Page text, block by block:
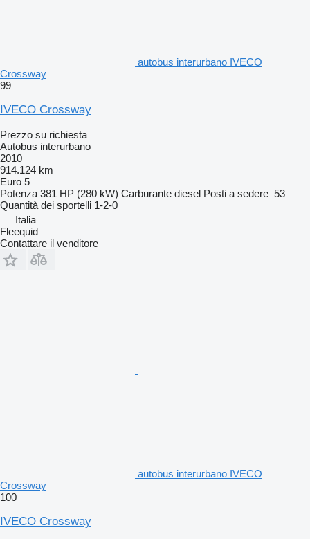
autobus interurbano IVECO
Crossway
99
IVECO Crossway
Prezzo su richiesta
Autobus interurbano
2010
914.124 km
Euro 5
Potenza 381 HP (280 kW) Carburante diesel Posti a sedere 53
Quantità dei sportelli 1-2-0
Italia
Fleequid
Contattare il venditore
autobus interurbano IVECO
Crossway
100
IVECO Crossway